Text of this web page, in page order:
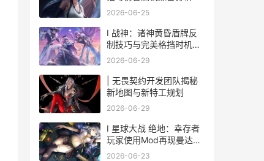
2026-06-25
I 战神：诸神黄昏盾牌反
制技巧与完美格挡时机解
析
2026-06-29
| 无畏契约开发团队揭秘
新地图与新特工规划
2026-06-29
I 星球大战 绝地：幸存者
玩家使用Mod再现曼达洛
人中的尤达宝宝
2026-06-23